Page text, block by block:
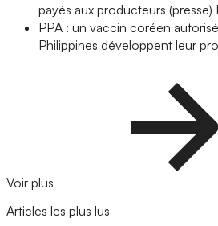
payés aux producteurs (presse)
PPA : un vaccin coréen
Philippines développent leur
Voir plus
Articles les plus lus